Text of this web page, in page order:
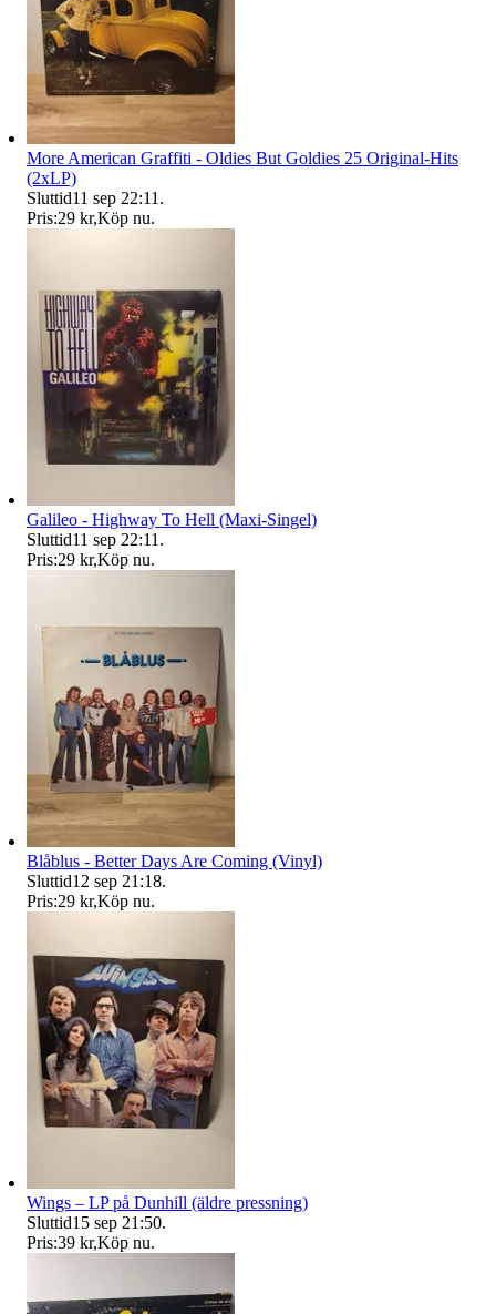
More American Graffiti - Oldies But Goldies 25 Original-Hits
(2xLP)
Sluttid11 sep 22:11 .
Pris:29 kr,Köp nu.
Galileo - Highway To Hell (Maxi-Singel)
Sluttid11 sep 22:11 .
Pris:29 kr,Köp nu.
Blåblus - Better Days Are Coming (Vinyl)
Sluttid12 sep 21:18.
Pris:29 kr,Köp nu.
Wings – LP på Dunhill (äldre pressning)
Sluttid15 sep 21:50.
Pris:39 kr,Köp nu.